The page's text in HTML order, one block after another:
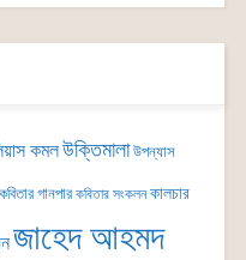
কমলউক্তিমালা উপন্যাস
কবিতার গানপার কবিতার সংকলন কালচার
জাহেদ আহমদ